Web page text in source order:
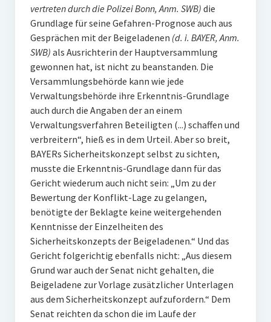
vertreten durch die Polizei Bonn, Anm. SWB) die
Grundlage für seine Gefahren-Prognose auch aus
Gesprächen mit der Beigeladenen (d. i. BAYER, Anm.
SWB) als Ausrichterin der Hauptversammlung
gewonnen hat, ist nicht zu beanstanden. Die
Versammlungsbehörde kann wie jede
Verwaltungsbehörde ihre Erkenntnis-Grundlage
auch durch die Angaben der an einem
Verwaltungsverfahren Beteiligten (...) schaffen und
verbreitern“, hieß es in dem Urteil. Aber so breit,
BAYERs Sicherheitskonzept selbst zu sichten,
musste die Erkenntnis-Grundlage dann für das
Gericht wiederum auch nicht sein: „Um zu der
Bewertung der Konflikt-Lage zu gelangen,
benötigte der Beklagte keine weitergehenden
Kenntnisse der Einzelheiten des
Sicherheitskonzepts der Beigeladenen.“ Und das
Gericht folgerichtig ebenfalls nicht: „Aus diesem
Grund war auch der Senat nicht gehalten, die
Beigeladene zur Vorlage zusätzlicher Unterlagen
aus dem Sicherheitskonzept aufzufordern.“ Dem
Senat reichten da schon die im Laufe der